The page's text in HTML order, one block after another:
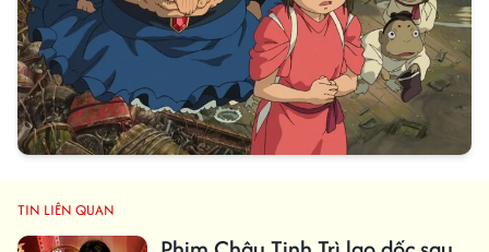
TIN LIÊN QUAN